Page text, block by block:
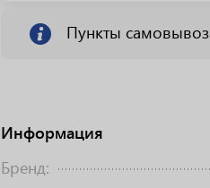
Информация
Бренд:
Пункты